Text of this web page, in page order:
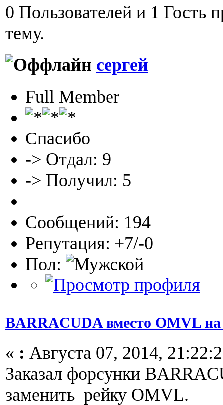
0 Пользователей и 1 Гость
тему.
сергей
Full Member
Спасибо
-> Отдал: 9
-> Получил: 5
Сообщений: 194
Репутация: +7/-0
Пол:
BARRACUDA вместо OMVL
« : Августа 07, 2014,
Заказал форсунки
заменить рейку OMVL.